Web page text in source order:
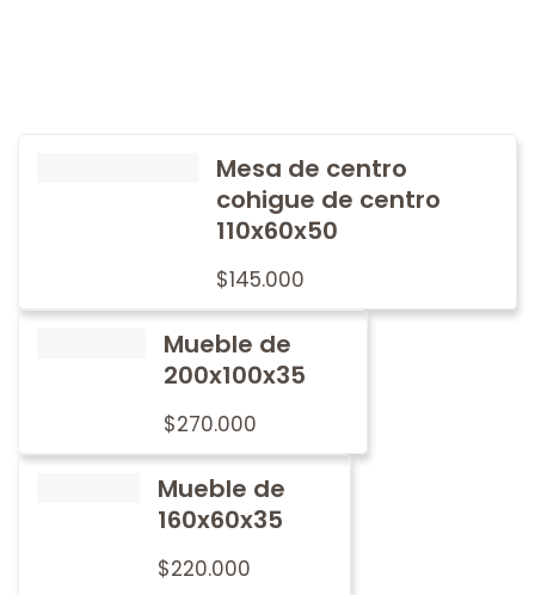
Mesa de centro
cohigue de centro
110x60x50
$145.000
Mueble de
200x100x35
$270.000
Mueble de
160x60x35
$220.000